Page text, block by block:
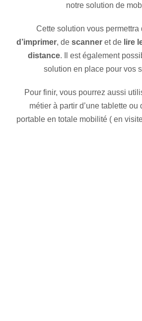
notre solution de
Cette solution vous permettra
d’imprimer, de scanner et de lire
distance. Il est également
solution en place pour vos
Pour finir, vous pourrez aussi
métier à partir d’une tablette ou
portable en totale mobilité ( en